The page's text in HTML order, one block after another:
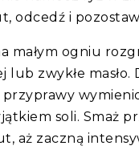
odcedź i
małym ogniu
lub zwykłe masło.
przyprawy
soli. Smaż
aż zaczną